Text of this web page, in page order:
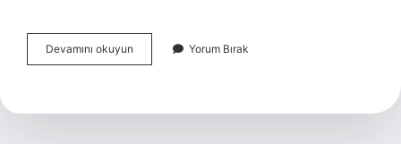
Devamını okuyun
Destede
Yorum Bırak